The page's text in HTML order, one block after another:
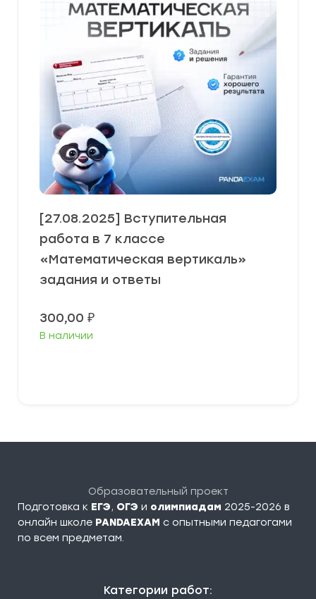
[27.08.2025] Вступительная
работа в 7 классе
«Математическая вертикаль»
задания и ответы
300,00 ₽
В наличии
Образовательный проект
Подготовка к ЕГЭ, ОГЭ и олимпиадам 2025-2026 в
онлайн школе PANDAEXAM c опытными педагогами
по всем предметам.
Категории работ: